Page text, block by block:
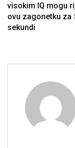
visokim IQ mogu
ovu zagonetku za
sekundi